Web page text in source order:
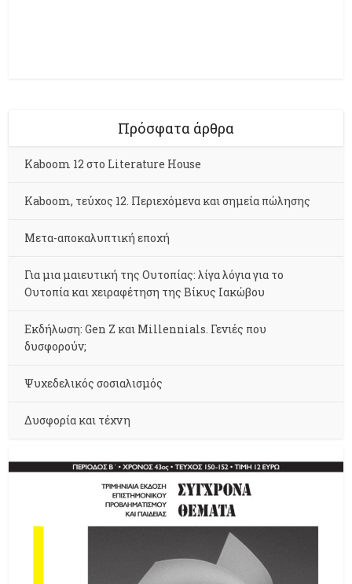
Πρόσφατα άρθρα
Kaboom 12 στο Literature House
Kaboom, τεύχος 12. Περιεχόμενα και σημεία πώλησης
Μετα-αποκαλυπτική εποχή
Για μια μαιευτική της Ουτοπίας: λίγα λόγια για το
Ουτοπία και χειραφέτηση της Βίκυς Ιακώβου
Εκδήλωση: Gen Z και Millennials. Γενιές που
δυσφορούν;
Ψυχεδελικός σοσιαλισμός
Δυσφορία και τέχνη